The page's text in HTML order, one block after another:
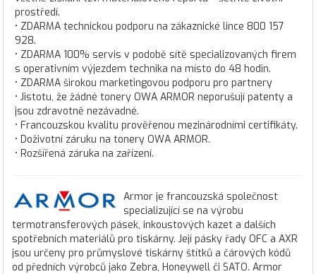
prostředí.
• ZDARMA technickou podporu na zákaznické lince 800 157
928.
• ZDARMA 100% servis v podobě sítě specializovaných firem
s operativním výjezdem technika na místo do 48 hodin.
• ZDARMA širokou marketingovou podporu pro partnery
• Jistotu, že žádné tonery OWA ARMOR neporušují patenty a
jsou zdravotně nezávadné.
• Francouzskou kvalitu prověřenou mezinárodními certifikáty.
• Doživotní záruku na tonery OWA ARMOR.
• Rozšířená záruka na zařízení.
Armor je francouzská společnost
specializující se na výrobu
termotransferových pásek, inkoustových kazet a dalších
spotřebních materiálů pro tiskárny. Její pásky řady OFC a AXR
jsou určeny pro průmyslové tiskárny štítků a čárových kódů
od předních výrobců jako Zebra, Honeywell či SATO. Armor